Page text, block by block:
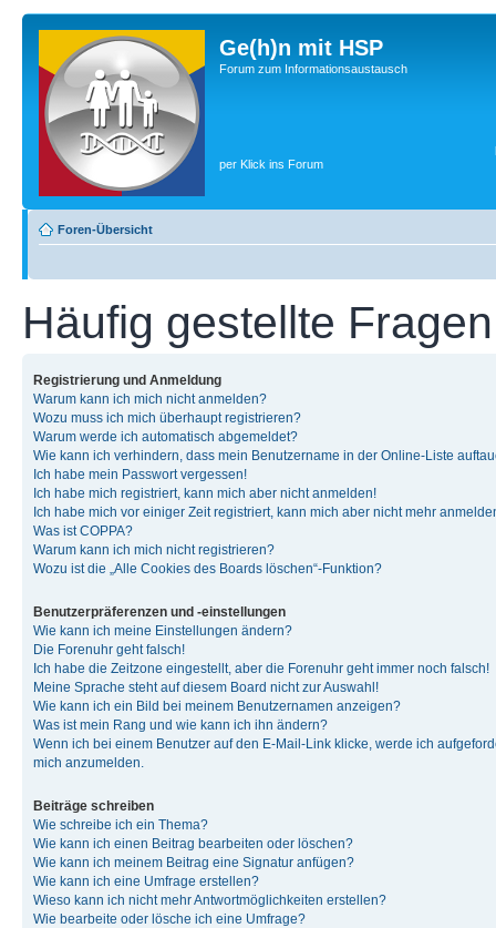
Ge(h)n mit HSP
Forum zum Informationsaustausch
per Klick ins Forum
Foren-Übersicht
Häufig gestellte Fragen
Registrierung und Anmeldung
Warum kann ich mich nicht anmelden?
Wozu muss ich mich überhaupt registrieren?
Warum werde ich automatisch abgemeldet?
Wie kann ich verhindern, dass mein Benutzername in der Online-Liste
Ich habe mein Passwort vergessen!
Ich habe mich registriert, kann mich aber nicht anmelden!
Ich habe mich vor einiger Zeit registriert, kann mich aber nicht mehr
Was ist COPPA?
Warum kann ich mich nicht registrieren?
Wozu ist die „Alle Cookies des Boards löschen“-Funktion?
Benutzerpräferenzen und -einstellungen
Wie kann ich meine Einstellungen ändern?
Die Forenuhr geht falsch!
Ich habe die Zeitzone eingestellt, aber die Forenuhr geht immer noch falsch!
Meine Sprache steht auf diesem Board nicht zur Auswahl!
Wie kann ich ein Bild bei meinem Benutzernamen anzeigen?
Was ist mein Rang und wie kann ich ihn ändern?
Wenn ich bei einem Benutzer auf den E-Mail-Link klicke, werde ich
mich anzumelden.
Beiträge schreiben
Wie schreibe ich ein Thema?
Wie kann ich einen Beitrag bearbeiten oder löschen?
Wie kann ich meinem Beitrag eine Signatur anfügen?
Wie kann ich eine Umfrage erstellen?
Wieso kann ich nicht mehr Antwortmöglichkeiten erstellen?
Wie bearbeite oder lösche ich eine Umfrage?